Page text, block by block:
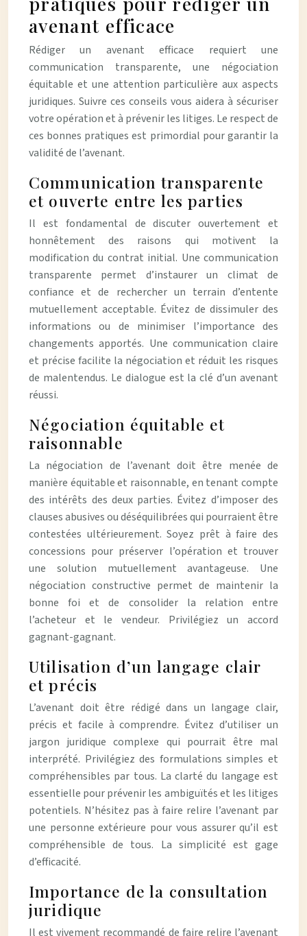
avenant efficace
Rédiger un avenant efficace requiert une
communication transparente, une négociation
équitable et une attention particulière aux aspects
juridiques. Suivre ces conseils vous aidera à sécuriser
votre opération et à prévenir les litiges. Le respect de
ces bonnes pratiques est primordial pour garantir la
validité de l’avenant.
Communication transparente
et ouverte entre les parties
Il est fondamental de discuter ouvertement et
honnêtement des raisons qui motivent la
modification du contrat initial. Une communication
transparente permet d’instaurer un climat de
confiance et de rechercher un terrain d’entente
mutuellement acceptable. Évitez de dissimuler des
informations ou de minimiser l’importance des
changements apportés. Une communication claire
et précise facilite la négociation et réduit les risques
de malentendus. Le dialogue est la clé d’un avenant
réussi.
Négociation équitable et
raisonnable
La négociation de l’avenant doit être menée de
manière équitable et raisonnable, en tenant compte
des intérêts des deux parties. Évitez d’imposer des
clauses abusives ou déséquilibrées qui pourraient être
contestées ultérieurement. Soyez prêt à faire des
concessions pour préserver l’opération et trouver
une solution mutuellement avantageuse. Une
négociation constructive permet de maintenir la
bonne foi et de consolider la relation entre
l’acheteur et le vendeur. Privilégiez un accord
gagnant-gagnant.
Utilisation d’un langage clair
et précis
L’avenant doit être rédigé dans un langage clair,
précis et facile à comprendre. Évitez d’utiliser un
jargon juridique complexe qui pourrait être mal
interprété. Privilégiez des formulations simples et
compréhensibles par tous. La clarté du langage est
essentielle pour prévenir les ambiguïtés et les litiges
potentiels. N’hésitez pas à faire relire l’avenant par
une personne extérieure pour vous assurer qu’il est
compréhensible de tous. La simplicité est gage
d’efficacité.
Importance de la consultation
juridique
Il est vivement recommandé de faire relire l’avenant